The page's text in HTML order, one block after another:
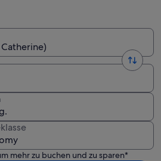
Catherine)
mehr zu buchen und zu sparen*